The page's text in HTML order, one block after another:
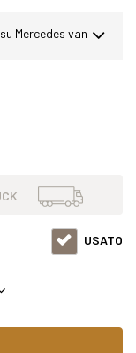
Mercedes van
h2 7g-tronic
in grado di
USATO